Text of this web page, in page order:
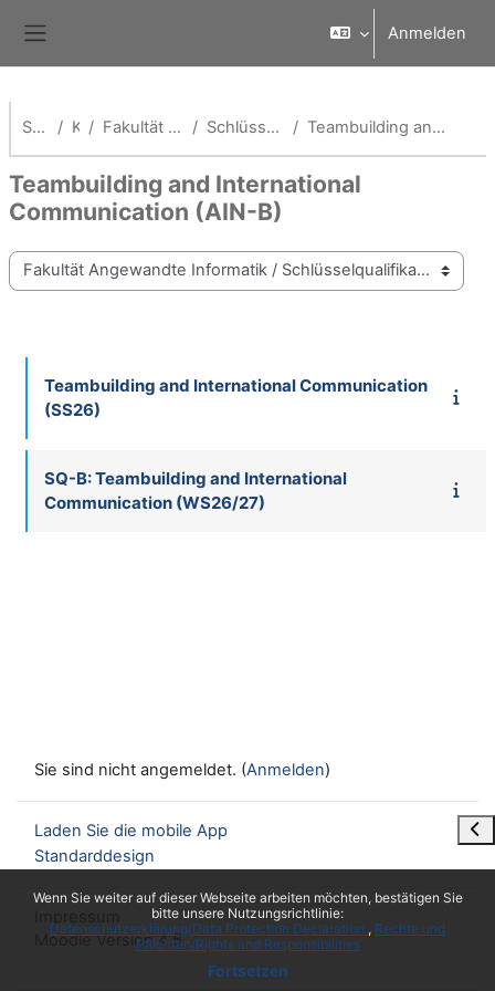
Wenn Sie weiter auf dieser Webseite arbeiten möchten, bestätigen Sie
bitte unsere Nutzungsrichtlinie:
Datenschutzerklärung/Data Protection Declaration
Rechte und
Pflichten/Rights and Responsibilities
Fortsetzen
Anmelden
Startseite Kurse Fakultät Angewandte Informatik Schlüsselqualifikationen Fak AI Teambuilding and International Communication (AIN-B)
Teambuilding and International
Communication (AIN-B)
Kursbereiche
Teambuilding and International Communication
(SS26)
SQ-B: Teambuilding and International
Communication (WS26/27)
Sie sind nicht angemeldet. (Anmelden)
Laden Sie die mobile App
Standarddesign
Moodle Version 4.5